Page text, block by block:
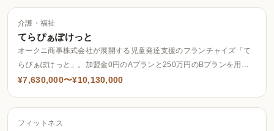
介護・福祉
てらぴぁぽけっと
オークニ商事株式会社が展開する児童発達支援のフランチャイズ「て
らぴぁぽけっと」。加盟金0円のAプランと250万円のBプランを用意
し、約100店舗、グループ全体で164拠点を展開している。
¥7,630,000〜¥10,130,000
フィットネス